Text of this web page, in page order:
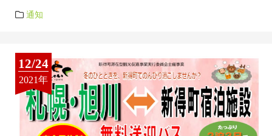
通知
12/24
2021年